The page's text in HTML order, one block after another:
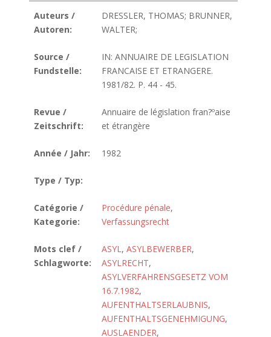
Auteurs /
Autoren:
DRESSLER, THOMAS; BRUNNER,
WALTER;
Source /
Fundstelle:
IN: ANNUAIRE DE LEGISLATION
FRANCAISE ET ETRANGERE.
1981/82. P. 44 - 45.
Revue /
Zeitschrift:
Annuaire de législation fran?ºaise
et étrangère
Année / Jahr: 1982
Type / Typ:
Catégorie /
Kategorie:
Procédure pénale,
Verfassungsrecht
Mots clef /
Schlagworte:
ASYL, ASYLBEWERBER,
ASYLRECHT,
ASYLVERFAHRENSGESETZ VOM
16.7.1982,
AUFENTHALTSERLAUBNIS,
AUFENTHALTSGENEHMIGUNG,
AUSLAENDER,